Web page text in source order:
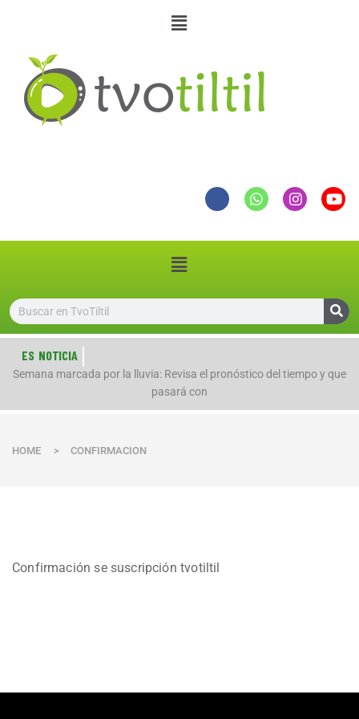
ES NOTICIA
Semana marcada por la lluvia: Revisa el pronóstico del tiempo y que
pasará con
HOME > CONFIRMACION
Confirmación se suscripción tvotiltil